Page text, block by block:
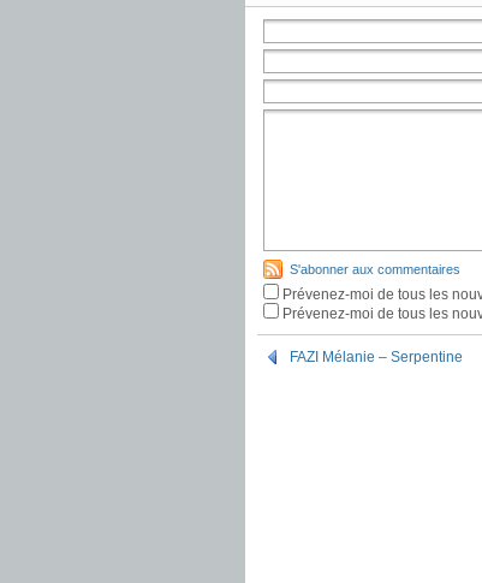
S'abonner aux commentaires
Prévenez-moi de tous les
Prévenez-moi de tous les
FAZI Mélanie – Serpentine